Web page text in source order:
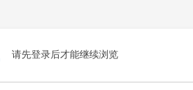
请先登录后才能继续浏览